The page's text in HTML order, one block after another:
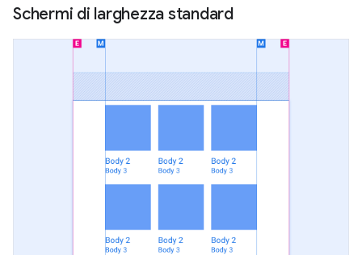
Schermi di larghezza standard